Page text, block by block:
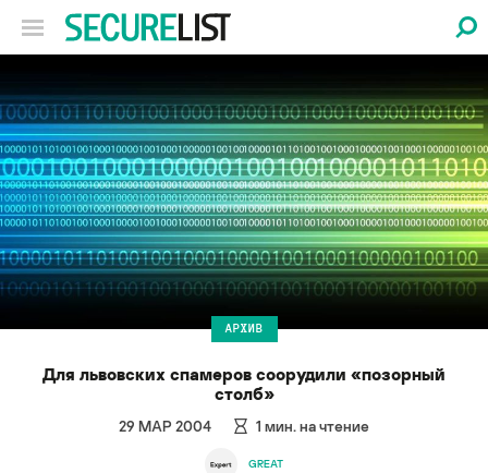
АРХИВ
Для львовских спамеров соорудили «позорный
столб»
29 МАР 2004 1 мин. на чтение
GREAT